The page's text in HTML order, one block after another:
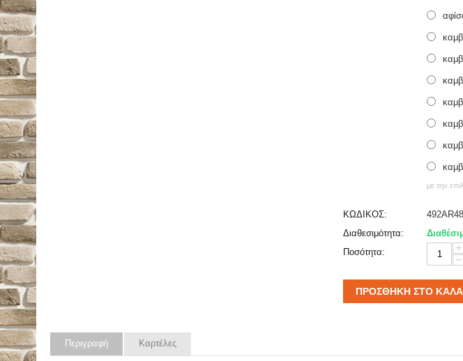
με την
ΚΩΔΙΚΟΣ:
Διαθεσιμότητα:
Ποσότητα:
+
−
ΠΡΟΣΘΉΚΗ ΣΤΟ
Περιγραφή Καρτέλες